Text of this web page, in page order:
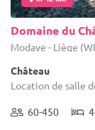
Domaine du
Modave - Liège
Château
Location de salle
60-450